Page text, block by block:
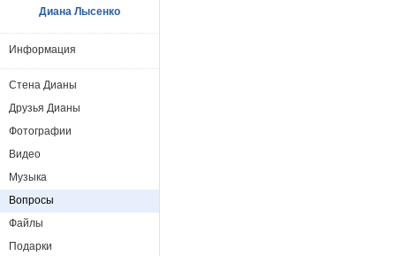
Диана Лысенко
Информация
Стена Дианы
Друзья Дианы
Фотографии
Видео
Музыка
Вопросы
Файлы
Подарки